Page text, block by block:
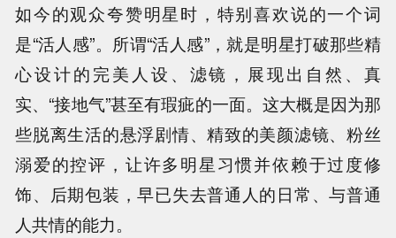
如今的观众夸赞明星时，特别喜欢说的一个词
是“活人感”。所谓“活人感”，就是明星打破那些精
心设计的完美人设、滤镜，展现出自然、真
实、“接地气”甚至有瑕疵的一面。这大概是因为那
些脱离生活的悬浮剧情、精致的美颜滤镜、粉丝
溺爱的控评，让许多明星习惯并依赖于过度修
饰、后期包装，早已失去普通人的日常、与普通
人共情的能力。